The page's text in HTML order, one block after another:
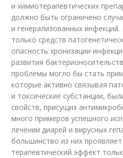
и химиотерапевтических
должно быть ограничено
и генерализованных
только средств
опасность хронизации
развития
проблемы могло бы стать
которые активно связывая
и токсические субстанции,
свойств, присущих
много примеров успешного
лечении диарей и вирусных
большинство из них
терапевтический эффект